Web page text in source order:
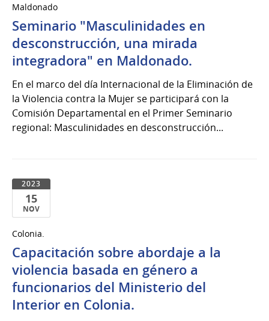
de
Nov
del
2023
Maldonado
Seminario "Masculinidades en
desconstrucción, una mirada
integradora" en Maldonado.
En el marco del día Internacional de la Eliminación de
la Violencia contra la Mujer se participará con la
Comisión Departamental en el Primer Seminario
regional: Masculinidades en desconstrucción...
2023
15
NOV
de
Nov
del
2023
Colonia.
Capacitación sobre abordaje a la
violencia basada en género a
funcionarios del Ministerio del
Interior en Colonia.